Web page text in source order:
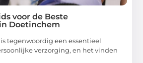
voor de Beste
Doetinchem
tegenwoordig een essentieel
verzorging, en het vinden